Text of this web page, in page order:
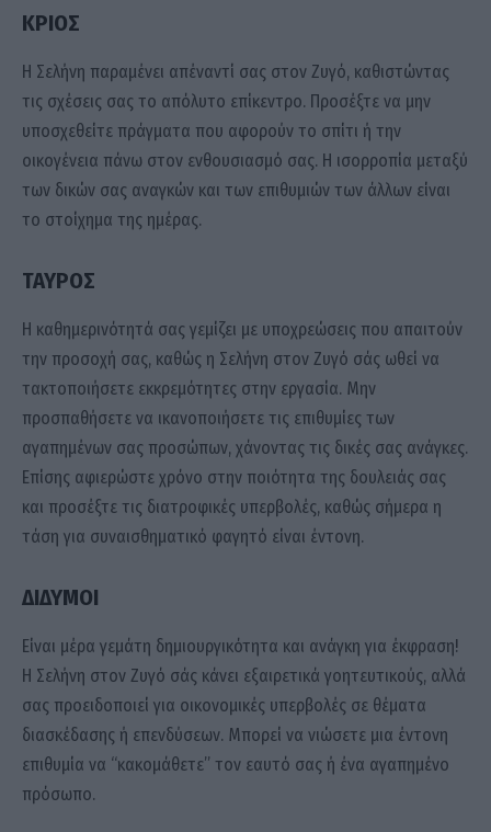
ΚΡΙΟΣ
Η Σελήνη παραμένει απέναντί σας στον Ζυγό, καθιστώντας
τις σχέσεις σας το απόλυτο επίκεντρο. Προσέξτε να μην
υποσχεθείτε πράγματα που αφορούν το σπίτι ή την
οικογένεια πάνω στον ενθουσιασμό σας. Η ισορροπία μεταξύ
των δικών σας αναγκών και των επιθυμιών των άλλων είναι
το στοίχημα της ημέρας.
ΤΑΥΡΟΣ
Η καθημερινότητά σας γεμίζει με υποχρεώσεις που απαιτούν
την προσοχή σας, καθώς η Σελήνη στον Ζυγό σάς ωθεί να
τακτοποιήσετε εκκρεμότητες στην εργασία. Μην
προσπαθήσετε να ικανοποιήσετε τις επιθυμίες των
αγαπημένων σας προσώπων, χάνοντας τις δικές σας ανάγκες.
Επίσης αφιερώστε χρόνο στην ποιότητα της δουλειάς σας
και προσέξτε τις διατροφικές υπερβολές, καθώς σήμερα η
τάση για συναισθηματικό φαγητό είναι έντονη.
ΔΙΔΥΜΟΙ
Είναι μέρα γεμάτη δημιουργικότητα και ανάγκη για έκφραση!
Η Σελήνη στον Ζυγό σάς κάνει εξαιρετικά γοητευτικούς, αλλά
σας προειδοποιεί για οικονομικές υπερβολές σε θέματα
διασκέδασης ή επενδύσεων. Μπορεί να νιώσετε μια έντονη
επιθυμία να “κακομάθετε” τον εαυτό σας ή ένα αγαπημένο
πρόσωπο.